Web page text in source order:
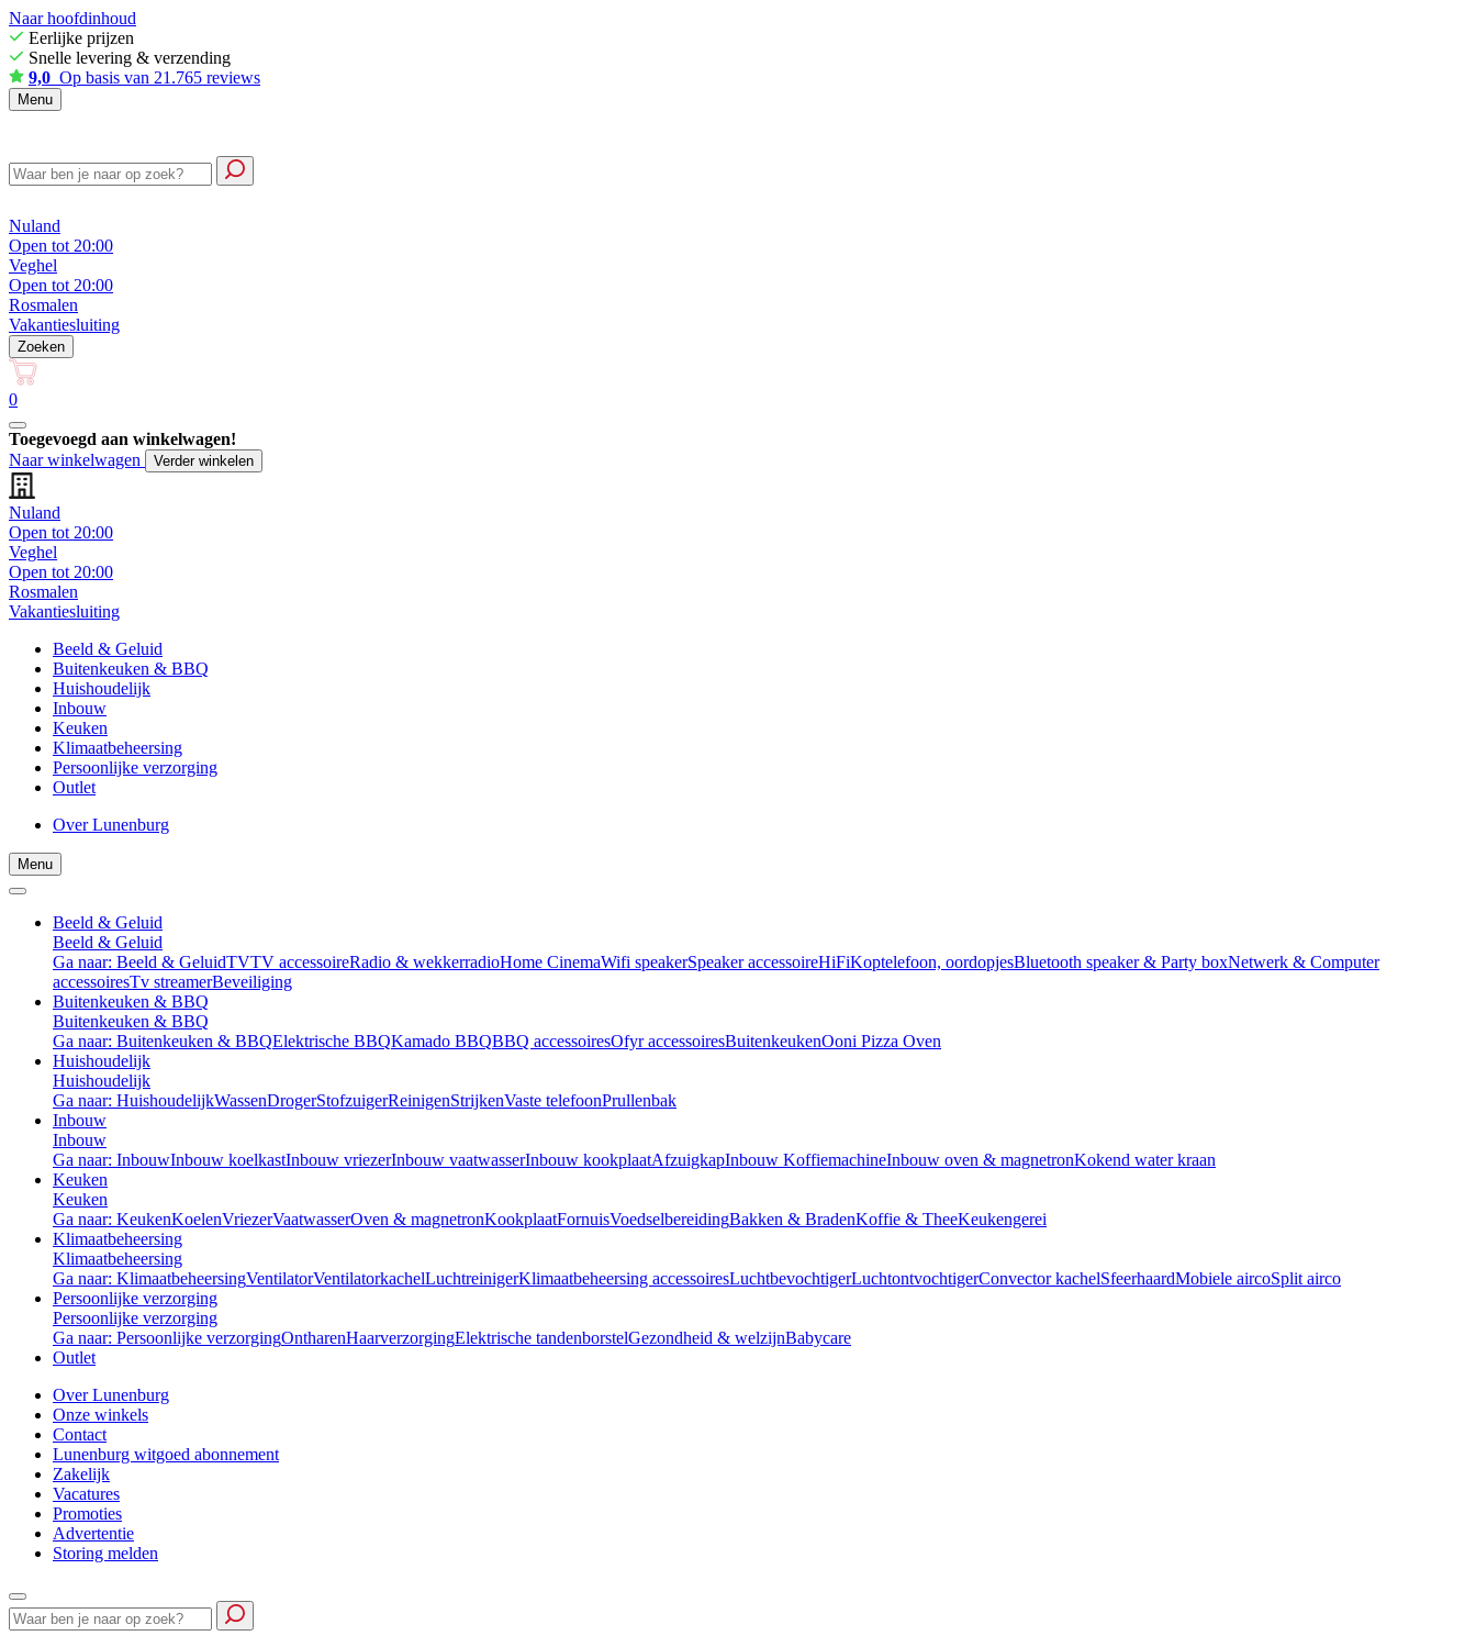
Naar hoofdinhoud
Eerlijke prijzen
Snelle levering & verzending
9,0 Op basis van 21.765 reviews
Menu
Nuland
Open tot 20:00
Veghel
Open tot 20:00
Rosmalen
Vakantiesluiting
Zoeken
0
Toegevoegd aan winkelwagen!
Naar winkelwagen
Verder winkelen
Nuland
Open tot 20:00
Veghel
Open tot 20:00
Rosmalen
Vakantiesluiting
Beeld & Geluid
Buitenkeuken & BBQ
Huishoudelijk
Inbouw
Keuken
Klimaatbeheersing
Persoonlijke verzorging
Outlet
Over Lunenburg
Menu
Beeld & Geluid
Beeld & Geluid
Ga naar: Beeld & GeluidTVTV accessoireRadio & wekkerradioHome CinemaWifi speakerSpeaker accessoireHiFiKoptelefoon, oordopjesBluetooth speaker & Party boxNetwerk & Computer
accessoiresTv streamerBeveiliging
Buitenkeuken & BBQ
Buitenkeuken & BBQ
Ga naar: Buitenkeuken & BBQElektrische BBQKamado BBQBBQ accessoiresOfyr accessoiresBuitenkeukenOoni Pizza Oven
Huishoudelijk
Huishoudelijk
Ga naar: HuishoudelijkWassenDrogerStofzuigerReinigenStrijkenVaste telefoonPrullenbak
Inbouw
Inbouw
Ga naar: InbouwInbouw koelkastInbouw vriezerInbouw vaatwasserInbouw kookplaatAfzuigkapInbouw KoffiemachineInbouw oven & magnetronKokend water kraan
Keuken
Keuken
Ga naar: KeukenKoelenVriezerVaatwasserOven & magnetronKookplaatFornuisVoedselbereidingBakken & BradenKoffie & TheeKeukengerei
Klimaatbeheersing
Klimaatbeheersing
Ga naar: KlimaatbeheersingVentilatorVentilatorkachelLuchtreinigerKlimaatbeheersing accessoiresLuchtbevochtigerLuchtontvochtigerConvector kachelSfeerhaardMobiele aircoSplit airco
Persoonlijke verzorging
Persoonlijke verzorging
Ga naar: Persoonlijke verzorgingOntharenHaarverzorgingElektrische tandenborstelGezondheid & welzijnBabycare
Outlet
Over Lunenburg
Onze winkels
Contact
Lunenburg witgoed abonnement
Zakelijk
Vacatures
Promoties
Advertentie
Storing melden